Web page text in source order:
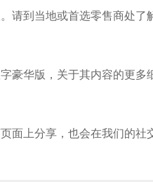
到当地或首选零售商处了
华版，关于其内容的更多
上分享，也会在我们的社